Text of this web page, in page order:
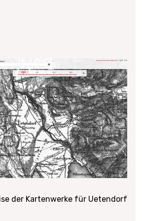
der Kartenwerke für Uetendorf